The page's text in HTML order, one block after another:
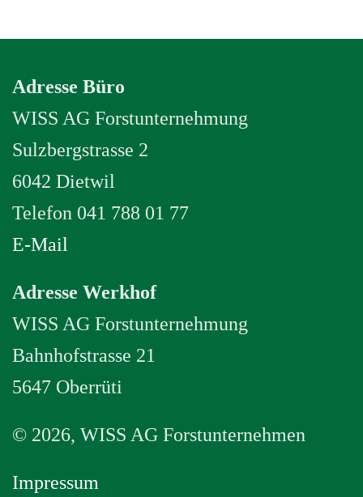
Adresse Büro
WISS AG Forstunternehmung
Sulzbergstrasse 2
6042 Dietwil
Telefon 041 788 01 77
E-Mail
Adresse Werkhof
WISS AG Forstunternehmung
Bahnhofstrasse 21
5647 Oberrüti
© 2026, WISS AG Forstunternehmen
Impressum